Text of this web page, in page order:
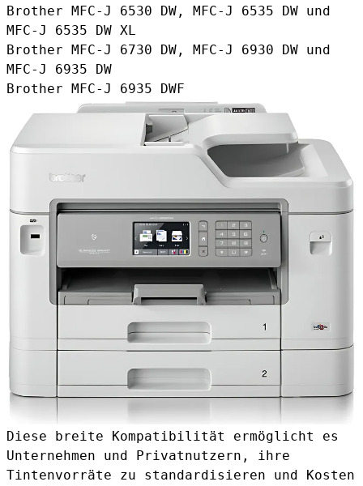
Brother MFC-J 6530 DW, MFC-J 6535 DW und
MFC-J 6535 DW XL
Brother MFC-J 6730 DW, MFC-J 6930 DW und
MFC-J 6935 DW
Brother MFC-J 6935 DWF
Diese breite Kompatibilität ermöglicht es
Unternehmen und Privatnutzern, ihre
Tintenvorräte zu standardisieren und Kosten